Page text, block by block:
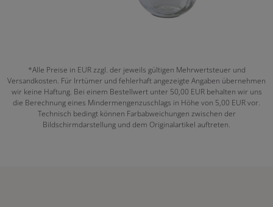
*Alle Preise in EUR zzgl. der jeweils gültigen Mehrwertsteuer und
Versandkosten. Für Irrtümer und fehlerhaft angezeigte Angaben übernehmen
wir keine Haftung. Bei einem Bestellwert unter 50,00 EUR behalten wir uns
die Berechnung eines Mindermengenzuschlags in Höhe von 5,00 EUR vor.
Technisch bedingt können Farbabweichungen zwischen der
Bildschirmdarstellung und dem Originalartikel auftreten.